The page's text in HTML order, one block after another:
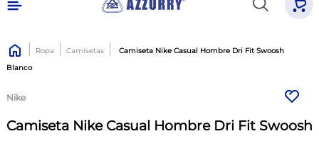
Ropa Camisetas
Camiseta Nike Casual Hombre Dri Fit Swoosh
Blanco
Nike
Camiseta Nike Casual Hombre Dri Fit Swoosh